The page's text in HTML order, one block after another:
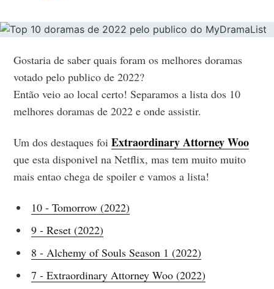
Gostaria de saber quais foram os melhores doramas
votado pelo publico de 2022?
Então veio ao local certo! Separamos a lista dos 10
melhores doramas de 2022 e onde assistir.
Um dos destaques foiExtraordinary Attorney Woo
que esta disponivel na Netflix, mas tem muito muito
mais entao chega de spoiler e vamos a lista!
10 - Tomorrow (2022)
9 - Reset (2022)
8 - Alchemy of Souls Season 1 (2022)
7 - Extraordinary Attorney Woo (2022)